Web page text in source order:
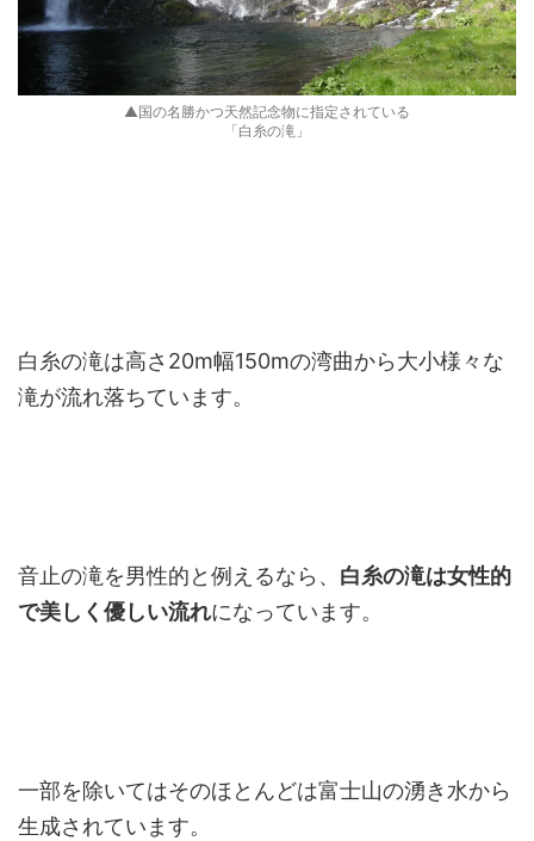
▲国の名勝かつ天然記念物に指定されている
「白糸の滝」
白糸の滝は高さ20m幅150mの湾曲から大小様々な
滝が流れ落ちています。
音止の滝を男性的と例えるなら、 白糸の滝は女性的
で美しく優しい流れになっています。
一部を除いてはそのほとんどは富士山の湧き水から
生成されています。